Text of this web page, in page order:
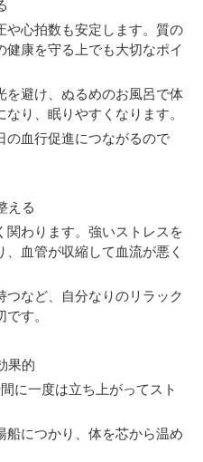
や心拍数も安定します。質の
健康を守る上でも大切なポイ
を避け、ぬるめのお風呂で体
り、眠りやすくなります。
の血行促進につながるので
える
関わります。強いストレスを
血管が収縮して血流が悪く
つなど、自分なりのリラック
す。
果的
に一度は立ち上がってスト
船につかり、体を芯から温め